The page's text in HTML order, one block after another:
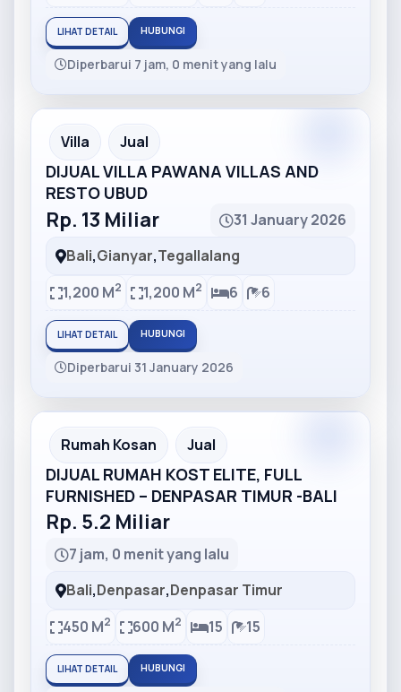
LIHAT DETAIL HUBUNGI
Diperbarui 7 jam, 0 menit yang lalu
Partner Ad
Villa Jual
DIJUAL VILLA PAWANA VILLAS AND
RESTO UBUD
Rp. 13 Miliar
31 January 2026
Bali,Gianyar,Tegallalang
1,200 M2 1,200 M2 6 6
LIHAT DETAIL HUBUNGI
Diperbarui 31 January 2026
Partner Ad
Rumah Kosan Jual
DIJUAL RUMAH KOST ELITE, FULL
FURNISHED – DENPASAR TIMUR -BALI
Rp. 5.2 Miliar
7 jam, 0 menit yang lalu
Bali,Denpasar,Denpasar Timur
450 M2 600 M2 15 15
LIHAT DETAIL HUBUNGI